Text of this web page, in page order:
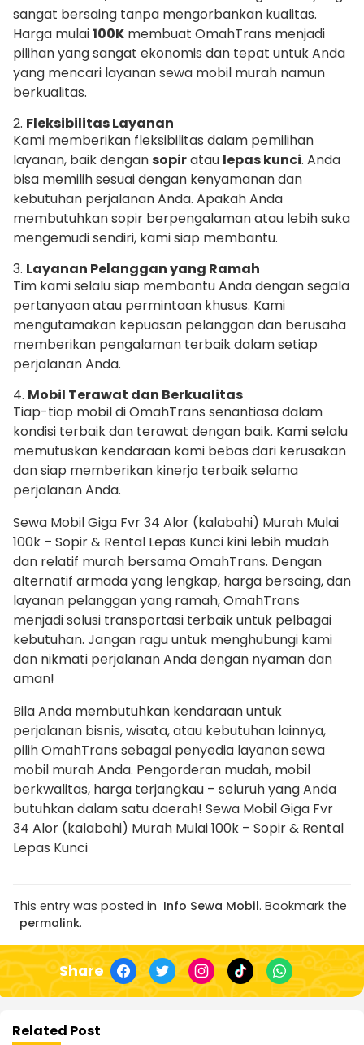
sangat bersaing tanpa mengorbankan kualitas.
Harga mulai100K membuat OmahTrans menjadi
pilihan yang sangat ekonomis dan tepat untuk Anda
yang mencari layanan sewa mobil murah namun
berkualitas.
2. Fleksibilitas Layanan
Kami memberikan fleksibilitas dalam pemilihan
layanan, baik dengansopiratau lepas kunci. Anda
bisa memilih sesuai dengan kenyamanan dan
kebutuhan perjalanan Anda. Apakah Anda
membutuhkan sopir berpengalaman atau lebih suka
mengemudi sendiri, kami siap membantu.
3. Layanan Pelanggan yang Ramah
Tim kami selalu siap membantu Anda dengan segala
pertanyaan atau permintaan khusus. Kami
mengutamakan kepuasan pelanggan dan berusaha
memberikan pengalaman terbaik dalam setiap
perjalanan Anda.
4. Mobil Terawat dan Berkualitas
Tiap-tiap mobil di OmahTrans senantiasa dalam
kondisi terbaik dan terawat dengan baik. Kami selalu
memutuskan kendaraan kami bebas dari kerusakan
dan siap memberikan kinerja terbaik selama
perjalanan Anda.
Sewa Mobil Giga Fvr 34 Alor (kalabahi) Murah Mulai
100k – Sopir & Rental Lepas Kunci kini lebih mudah
dan relatif murah bersama OmahTrans. Dengan
alternatif armada yang lengkap, harga bersaing, dan
layanan pelanggan yang ramah, OmahTrans
menjadi solusi transportasi terbaik untuk pelbagai
kebutuhan. Jangan ragu untuk menghubungi kami
dan nikmati perjalanan Anda dengan nyaman dan
aman!
Bila Anda membutuhkan kendaraan untuk
perjalanan bisnis, wisata, atau kebutuhan lainnya,
pilih OmahTrans sebagai penyedia layanan sewa
mobil murah Anda. Pengorderan mudah, mobil
berkwalitas, harga terjangkau – seluruh yang Anda
butuhkan dalam satu daerah! Sewa Mobil Giga Fvr
34 Alor (kalabahi) Murah Mulai 100k – Sopir & Rental
Lepas Kunci
This entry was posted in Info Sewa Mobil. Bookmark the
permalink.
Share
Related Post